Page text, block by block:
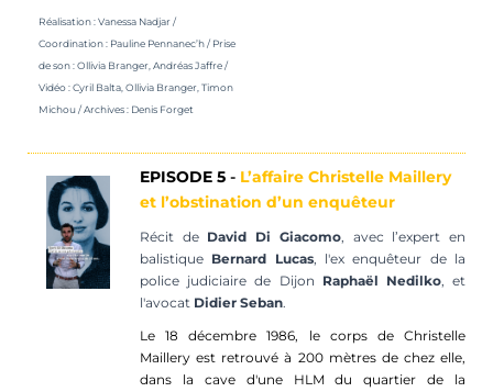
Réalisation : Vanessa Nadjar /
Coordination : Pauline Pennanec’h / Prise
de son : Ollivia Branger, Andréas Jaffre /
Vidéo : Cyril Balta, Ollivia Branger, Timon
Michou / Archives : Denis Forget
EPISODE 5 - L’affaire Christelle Maillery
et l’obstination d’un enquêteur
Récit de David Di Giacomo, avec l’expert en
balistique Bernard Lucas, l'ex enquêteur de la
police judiciaire de Dijon Raphaël Nedilko, et
l'avocat Didier Seban.
Le 18 décembre 1986, le corps de Christelle
Maillery est retrouvé à 200 mètres de chez elle,
dans la cave d'une HLM du quartier de la